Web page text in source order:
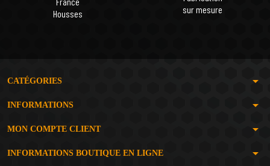
Housses
sur mesure
CATÉGORIES arrow_drop_down
INFORMATIONS arrow_drop_down
MON COMPTE CLIENT arrow_drop_down
INFORMATIONS BOUTIQUE EN LIGNE arrow_drop_down